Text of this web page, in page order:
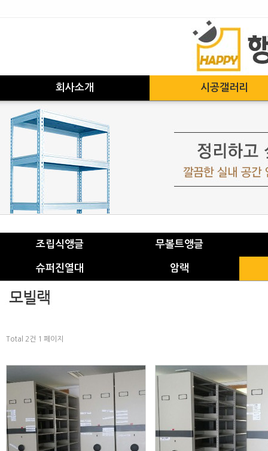
회사소개 시공갤러리
조립식앵글 무볼트앵글
슈퍼진열대 암랙
Total 2건 1 페이지